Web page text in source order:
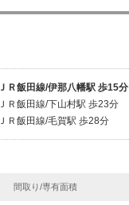
ＪＲ飯田線/伊那八幡駅 歩15分
ＪＲ飯田線/下山村駅 歩23分
ＪＲ飯田線/毛賀駅 歩28分
間取り/専有面積